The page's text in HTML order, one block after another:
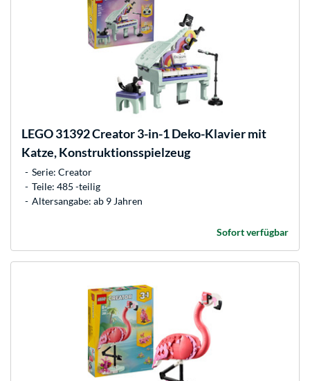
LEGO31392 Creator 3-in-1 Deko-Klavier mit
Katze, Konstruktionsspielzeug
Serie: Creator
Teile: 485 -teilig
Altersangabe: ab 9 Jahren
Sofort verfügbar